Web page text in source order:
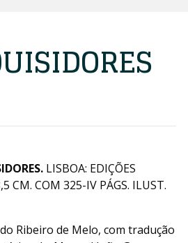
LISBOA: EDIÇÕES
CM. COM 325-IV PÁGS. ILUST.
Ribeiro de Melo, com tradução